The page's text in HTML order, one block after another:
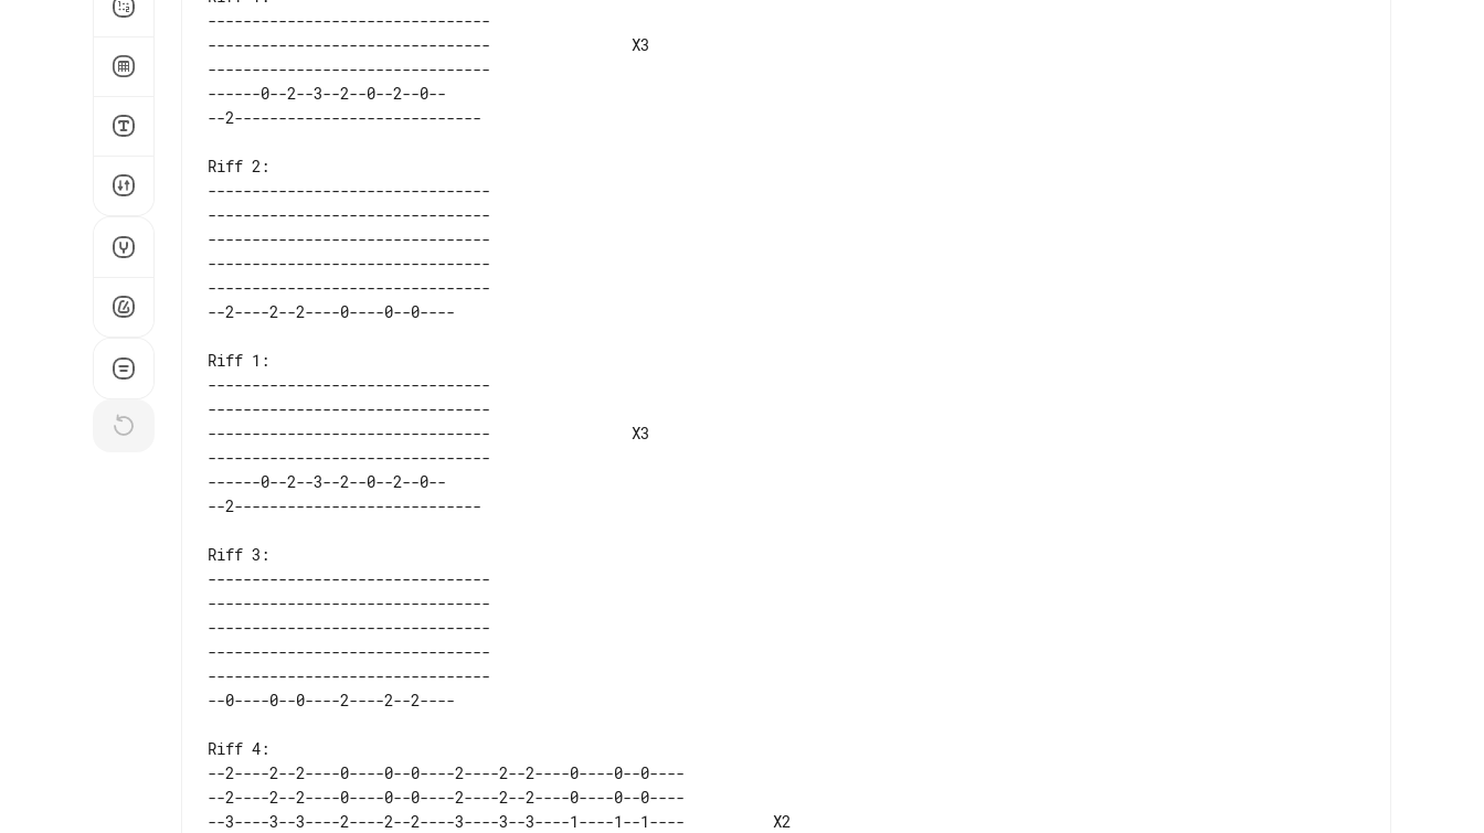
--------------------------------
--------------------------------                X3
--------------------------------
------0--2--3--2--0--2--0--
Riff 2:
--------------------------------
--------------------------------
--------------------------------
--------------------------------
--------------------------------
Riff 1:
--------------------------------
--------------------------------
--------------------------------                X3
--------------------------------
------0--2--3--2--0--2--0--
Riff 3:
--------------------------------
--------------------------------
--------------------------------
--------------------------------
--------------------------------
Riff 4:
--2----2--2----0----0--0----2----2--2----0----0--0----
--2----2--2----0----0--0----2----2--2----0----0--0----
--3----3--3----2----2--2----3----3--3----1----1--1----          X2